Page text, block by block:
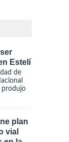
Estelí
de
produjo
plan
vial